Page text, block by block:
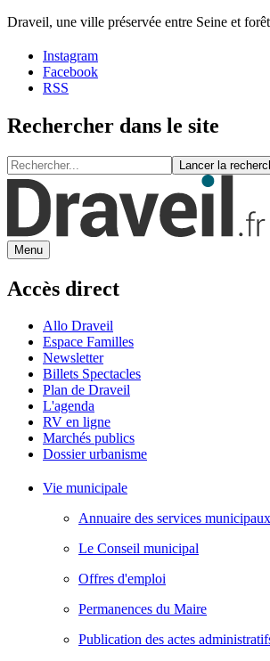
Draveil, une ville préservée entre Seine et forêt
Instagram
Facebook
RSS
Rechercher dans le site
Lancer la
Menu
Accès direct
Allo Draveil
Espace Familles
Newsletter
Billets Spectacles
Plan de Draveil
L'agenda
RV en ligne
Marchés publics
Dossier urbanisme
Vie municipale
Annuaire des services municipaux
Le Conseil municipal
Offres d'emploi
Permanences du Maire
Publication des actes